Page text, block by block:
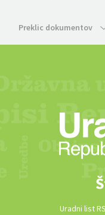
Preklic dokumentov
Uradni list